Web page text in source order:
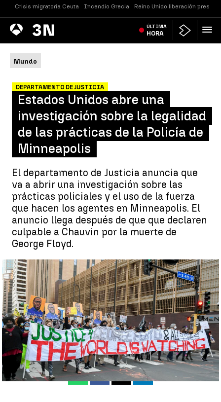
Crisis migratoria Ceuta Incendio Grecia Reino Unido liberación presos
Antena
3 Noticias ÚLTIMA
HORA
Mundo
DEPARTAMENTO DE JUSTICIA
Estados Unidos abre una
investigación sobre la legalidad
de las prácticas de la Policía de
Minneapolis
El departamento de Justicia anuncia que
va a abrir una investigación sobre las
prácticas policiales y el uso de la fuerza
que hacen los agentes en Minneapolis. El
anuncio llega después de que que declaren
culpable a Chauvin por la muerte de
George Floyd.
Estados Unidos abre una investigación sobre la legalidad de las
prácticas de la Policía de Minneapolis |efe
Antena 3 Noticias |José Ángel Abad
Publicado: 21 de abril de 2021, 19:22
WhatsappFacebook
X Linkedin